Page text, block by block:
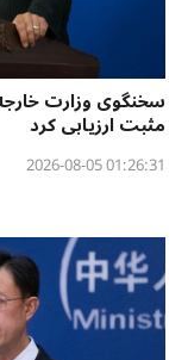
سخنگوی وزارت
مثبت ارزیابی کرد
01:26:31 2026-08-05